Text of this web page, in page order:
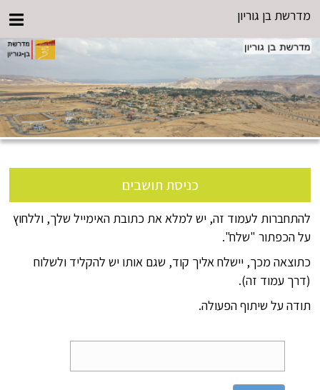
מדרשת בן גוריון
כניסת תושבים
להתחברות לעמוד זה, יש למלא את כתובת האימייל שלך, וללחוץ
על הכפתור "שלח".
כתוצאה מכך, יישלח אליך קוד, שגם אותו יש להקליד ולשלוח
(דרך עמוד זה).
תודה על שיתוף הפעולה.